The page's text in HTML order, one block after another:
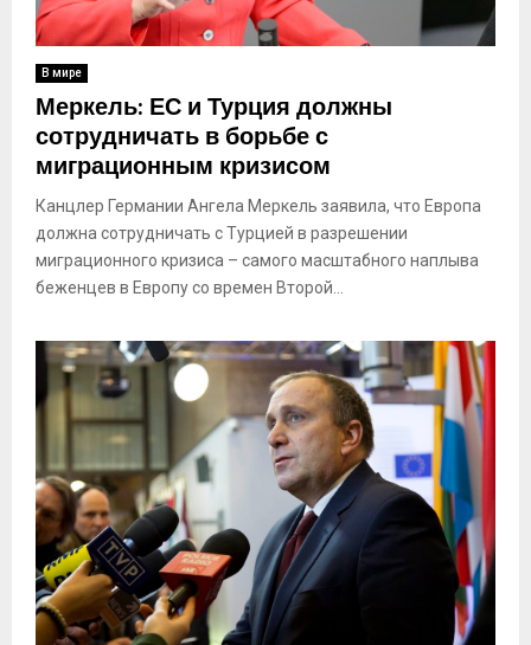
В мире
Меркель: ЕС и Турция должны
сотрудничать в борьбе с
миграционным кризисом
Канцлер Германии Ангела Меркель заявила, что Европа
должна сотрудничать с Турцией в разрешении
миграционного кризиса – самого масштабного наплыва
беженцев в Европу со времен Второй...